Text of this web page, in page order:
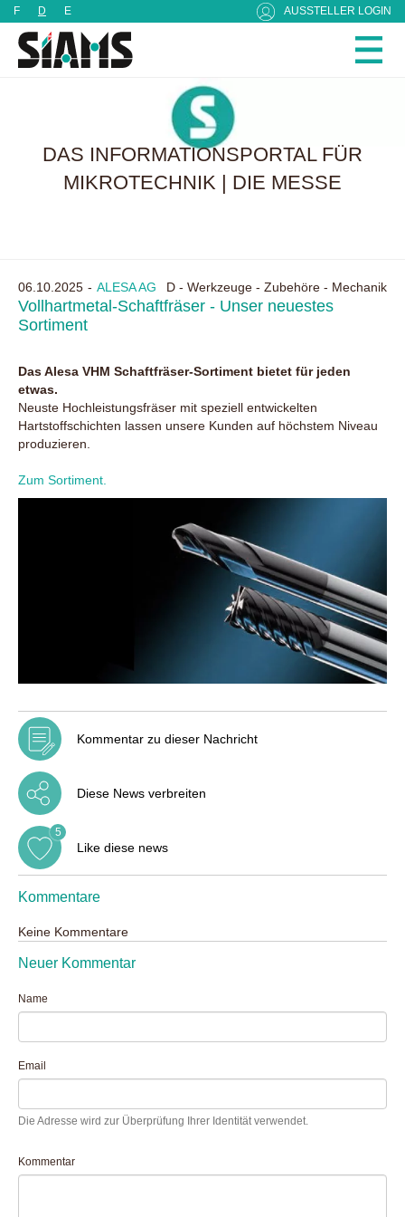
F D E AUSSTELLER LOGIN
DAS INFORMATIONSPORTAL FÜR
MIKROTECHNIK | DIE MESSE
06.10.2025 ALESA AG D - Werkzeuge - Zubehöre - Mechanik
Vollhartmetal-Schaftfräser - Unser neuestes
Sortiment
Das Alesa VHM Schaftfräser-Sortiment bietet für jeden
etwas.
Neuste Hochleistungsfräser mit speziell entwickelten
Hartstoffschichten lassen unsere Kunden auf höchstem Niveau
produzieren.
Zum Sortiment.
Kommentar zu dieser Nachricht
Diese News verbreiten
Like diese news
5
Kommentare
Keine Kommentare
Neuer Kommentar
Name
Email
Die Adresse wird zur Überprüfung Ihrer Identität verwendet.
Kommentar
Cookie-Einstellungen